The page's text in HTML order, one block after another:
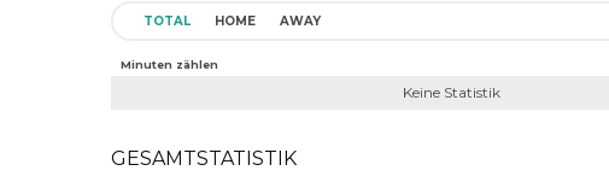
TOTAL HOME AWAY
Minuten zählen
Keine Statistik
GESAMTSTATISTIK